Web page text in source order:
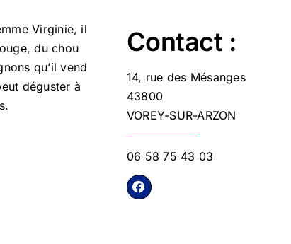
Virginie, il
du chou
qu’il vend
déguster à
Contact :
14, rue des Mésanges
43800
VOREY-SUR-ARZON
06 58 75 43 03